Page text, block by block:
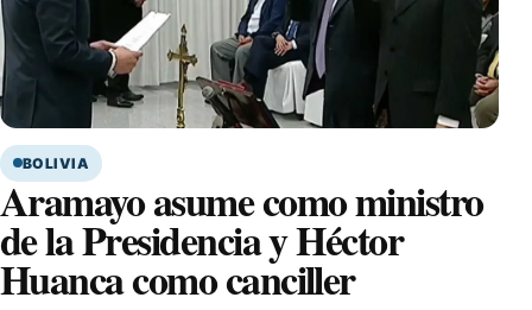
BOLIVIA
Aramayo asume como ministro
de la Presidencia y Héctor
Huanca como canciller